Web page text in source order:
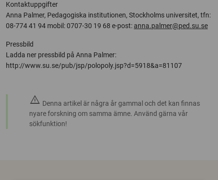
Kontaktuppgifter
Anna Palmer, Pedagogiska institutionen, Stockholms universitet, tfn:
08-774 41 94 mobil: 0707-30 19 68 e-post:anna.palmer@ped.su.se
Pressbild
Ladda ner pressbild på Anna Palmer:
http://www.su.se/pub/jsp/polopoly.jsp?d=5918&a=81107
warning Denna artikel är några år gammal och det kan finnas
nyare forskning om samma ämne. Använd gärna vår
sökfunktion!